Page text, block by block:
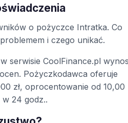
o pożyczce Intratka. Co
i czego unikać.
w serwisie CoolFinance.pl
Pożyczkodawca oferuje
zł, oprocentowanie od 10,00
24 godz..